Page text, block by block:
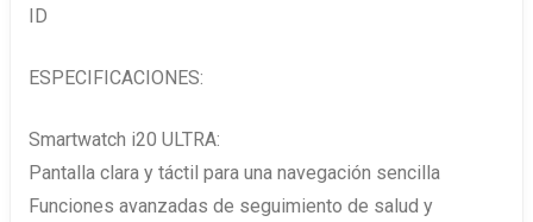
ID
ESPECIFICACIONES:
Smartwatch i20 ULTRA:
Pantalla clara y táctil para una navegación sencilla
Funciones avanzadas de seguimiento de salud y